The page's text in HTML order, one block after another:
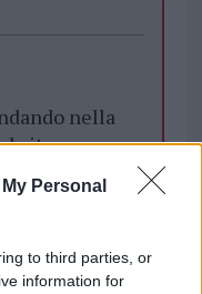
Personal
to third parties, or
information for
nella
sito o